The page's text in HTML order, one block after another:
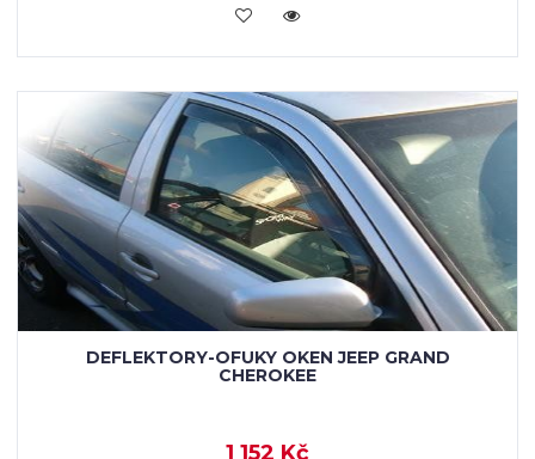
KOUPIT
DEFLEKTORY-OFUKY OKEN JEEP GRAND
CHEROKEE
1 152 Kč